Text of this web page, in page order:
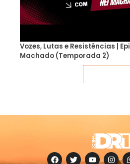
Vozes, Lutas e Resistências |
Machado (Temporada 2)